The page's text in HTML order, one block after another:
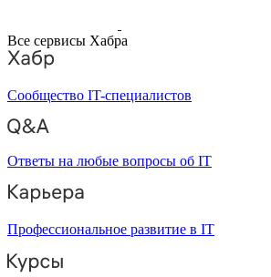
Все сервисы Хабра
Сообщество IT-специалистов
Ответы на любые вопросы об IT
Профессиональное развитие в IT